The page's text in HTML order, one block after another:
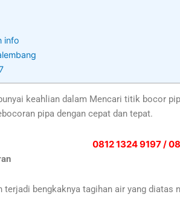
info
keahlian dalam Mencari titik bocor
pipa dengan cepat dan tepat.
0812 1324 9197 /
bengkaknya tagihan air yang